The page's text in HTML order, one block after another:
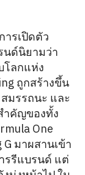
รเปิดตัว
นด์นิยามว่า
โลกแห่ง
ถูกสร้างขึ้น
มรรถนะ และ
ำคัญของทั้ง
One
มาผสานเข้า
รรีแบรนด์ แต่